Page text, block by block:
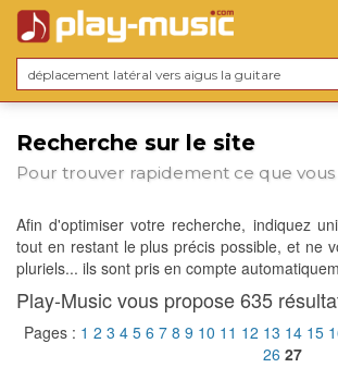
Recherche sur le site
Pour trouver rapidement ce que vous
Afin d'optimiser votre recherche, indiquez
tout en restant le plus précis possible, et ne
pluriels... ils sont pris en compte
Play-Music vous propose 635
Pages : 1 2 3 4 5 6 7 8 9 10 11 12 13 14 15
26 27